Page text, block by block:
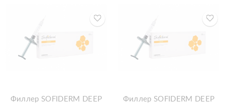
Филлер SOFIDERM DEEP
Филлер SOFIDERM DEEP